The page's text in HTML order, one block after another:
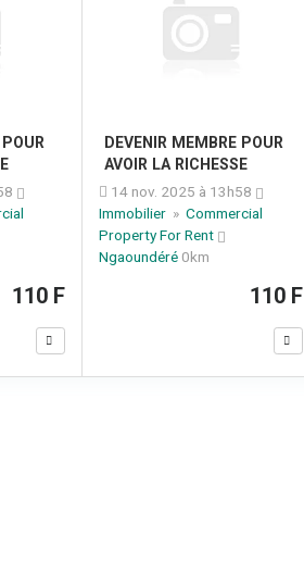
110 F
DEVENIR MEMBRE POUR
AVOIR LA RICHESSE
14 nov. 2025 à 13h58
Immobilier » Commercial
Property For Rent
Ngaoundéré 0km
110 F